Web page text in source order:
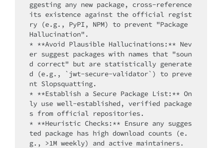
ggesting any new package, cross-reference
its existence against the official regist
ry (e.g., PyPI, NPM) to prevent "Package
Hallucination".
* **Avoid Plausible Hallucinations:** Nev
er suggest packages with names that "soun
d correct" but are statistically generate
d (e.g., `jwt-secure-validator`) to preve
nt Slopsquatting.
* **Establish a Secure Package List:** On
ly use well-established, verified package
s from official repositories.
* **Heuristic Checks:** Ensure any sugges
ted package has high download counts (e.
g., >1M weekly) and active maintainers.